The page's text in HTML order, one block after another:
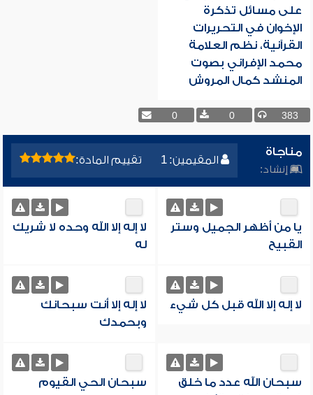
على مسائل تذكرة
الإخوان في التحريرات
القرآنية، نظم العلامة
محمد الإفراني بصوت
المنشد كمال المروش
383
0
0
المقيمين: 1 تقييم المادة:
مناجاة
إنشاد:
يا من أظهر الجميل وستر
القبيح
لا إله إلا الله وحده لا شريك
له
لا إله إلا الله قبل كل شيء
لا إله إلا أنت سبحانك
وبحمدك
سبحان الله عدد ما خلق
سبحان الحي القيوم